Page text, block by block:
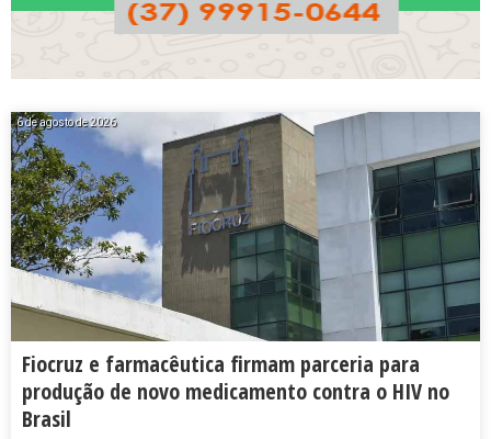
6 de agosto de 2026
Fiocruz e farmacêutica firmam parceria para
produção de novo medicamento contra o HIV no
Brasil